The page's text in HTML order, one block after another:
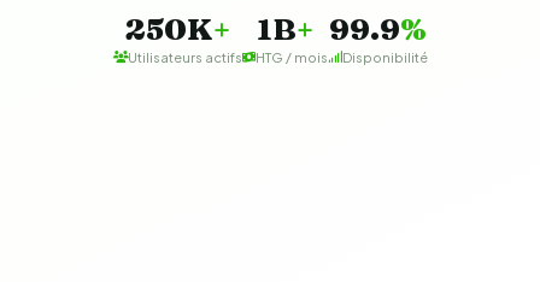
250K+
Utilisateurs actifs
1B+
HTG / mois
99.9%
Disponibilité